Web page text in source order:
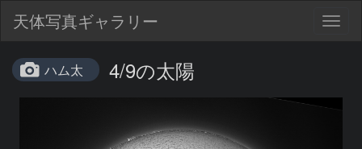
天体写真ギャラリー
ハム太 4/9の太陽